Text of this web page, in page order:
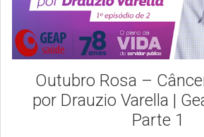
Outubro Rosa –
por Drauzio Varella |
Parte 1